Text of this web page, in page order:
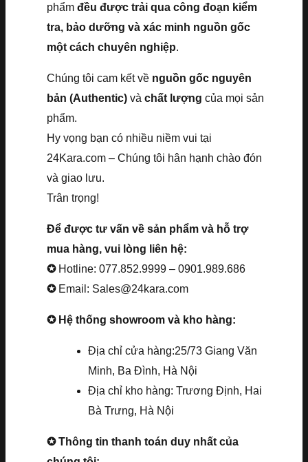
phẩm đều được trải qua công đoạn kiểm
tra, bảo dưỡng và xác minh nguồn gốc
một cách chuyên nghiệp.
Chúng tôi cam kết về nguồn gốc nguyên
bản (Authentic) và chất lượng của mọi sản
phẩm.
Hy vọng bạn có nhiều niềm vui tại
24Kara.com – Chúng tôi hân hạnh chào đón
và giao lưu.
Trân trọng!
Để được tư vấn về sản phẩm và hỗ trợ
mua hàng, vui lòng liên hệ:
✪ Hotline: 077.852.9999 – 0901.989.686
✪ Email: Sales@24kara.com
✪ Hệ thống showroom và kho hàng:
Địa chỉ cửa hàng:25/73 Giang Văn
Minh, Ba Đình, Hà Nội
Địa chỉ kho hàng: Trương Định, Hai
Bà Trưng, Hà Nội
✪ Thông tin thanh toán duy nhất của